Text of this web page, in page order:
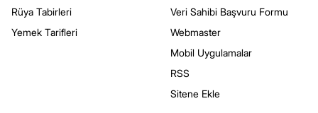
Rüya Tabirleri
Yemek Tarifleri
Veri Sahibi Başvuru Formu
Webmaster
Mobil Uygulamalar
RSS
Sitene Ekle